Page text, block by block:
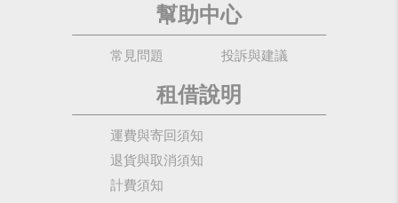
幫助中心
常見問題 投訴與建議
租借說明
運費與寄回須知
退貨與取消須知
計費須知